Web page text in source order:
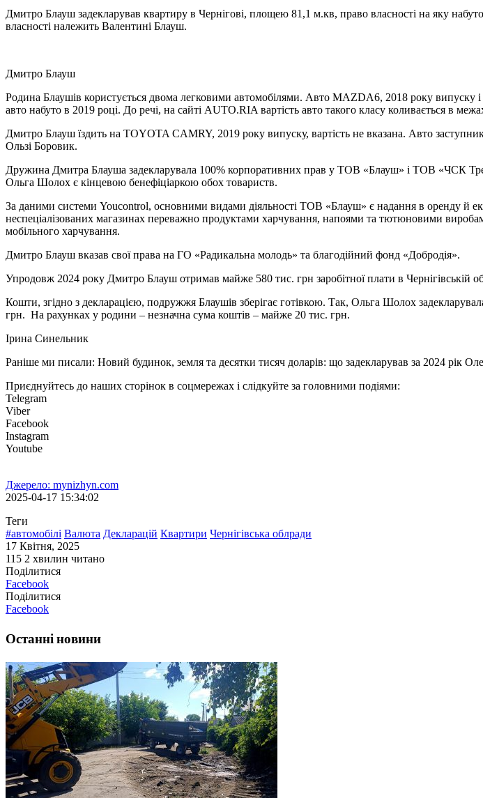
Дмитро Блауш задекларував квартиру в Чернігові, площею 81,1 м.кв, право власності на яку
власності належить Валентині Блауш.
Дмитро Блауш
Родина Блаушів користується двома легковими автомобілями. Авто MAZDA6, 2018 року
авто набуто в 2019 році. До речі, на сайті AUTO.RIA вартість авто такого класу коливається в
Дмитро Блауш їздить на TOYOTA CAMRY, 2019 року випуску, вартість не вказана. Авто
Ользі Боровик.
Дружина Дмитра Блауша задекларувала 100% корпоративних прав у ТОВ «Блауш» і ТОВ «ЧСК
Ольга Шолох є кінцевою бенефіціаркою обох товариств.
За даними системи Youcontrol, основними видами діяльності ТОВ «Блауш» є надання в оренду й
неспеціалізованих магазинах переважно продуктами харчування, напоями та тютюновими
мобільного харчування.
Дмитро Блауш вказав свої права на ГО «Радикальна молодь» та благодійний фонд «Добродія».
Упродовж 2024 року Дмитро Блауш отримав майже 580 тис. грн заробітної плати в Чернігівській
Кошти, згідно з декларацією, подружжя Блаушів зберігає готівкою. Так, Ольга Шолох
грн. На рахунках у родини – незначна сума коштів – майже 20 тис. грн.
Ірина Синельник
Раніше ми писали: Новий будинок, земля та десятки тисяч доларів: що задекларував за 2024 рік
Приєднуйтесь до наших сторінок в соцмережах і слідкуйте за головними подіями:
Telegram
Viber
Facebook
Instagram
Youtube
Джерело: mynizhyn.com
2025-04-17 15:34:02
Теги
#автомобілі Валюта Декларацій Квартири Чернігівська облради
17 Квітня, 2025
115 2 хвилин читано
Поділитися
Facebook
Поділитися
Facebook
Останні новини